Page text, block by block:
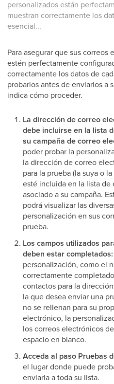
personalizados están
muestran correctamente los
esencial...
Para asegurar que sus
estén perfectamente
correctamente los datos de
probarlos antes de enviarlos a
indica cómo proceder.
La dirección de correo
debe incluirse en la lista
su campaña de correo
poder probar la
la dirección de correo
para la prueba (la suya o
esté incluida en la lista de
asociado a su campaña.
podrá visualizar las
personalización en sus
prueba.
Los campos utilizados
deben estar completados:
personalización, como el
correctamente
contactos para la
la que desea enviar una
no se rellenan para su
electrónico, la
los correos electrónicos
espacio en blanco.
Acceda al paso Pruebas
el lugar donde puede
enviarla a toda su lista.